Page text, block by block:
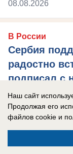
08.08.2026
В России
Сербия
радостно
подписал с
Сербия,
России
Наш сайт
Продолжая его
файлов cookie и